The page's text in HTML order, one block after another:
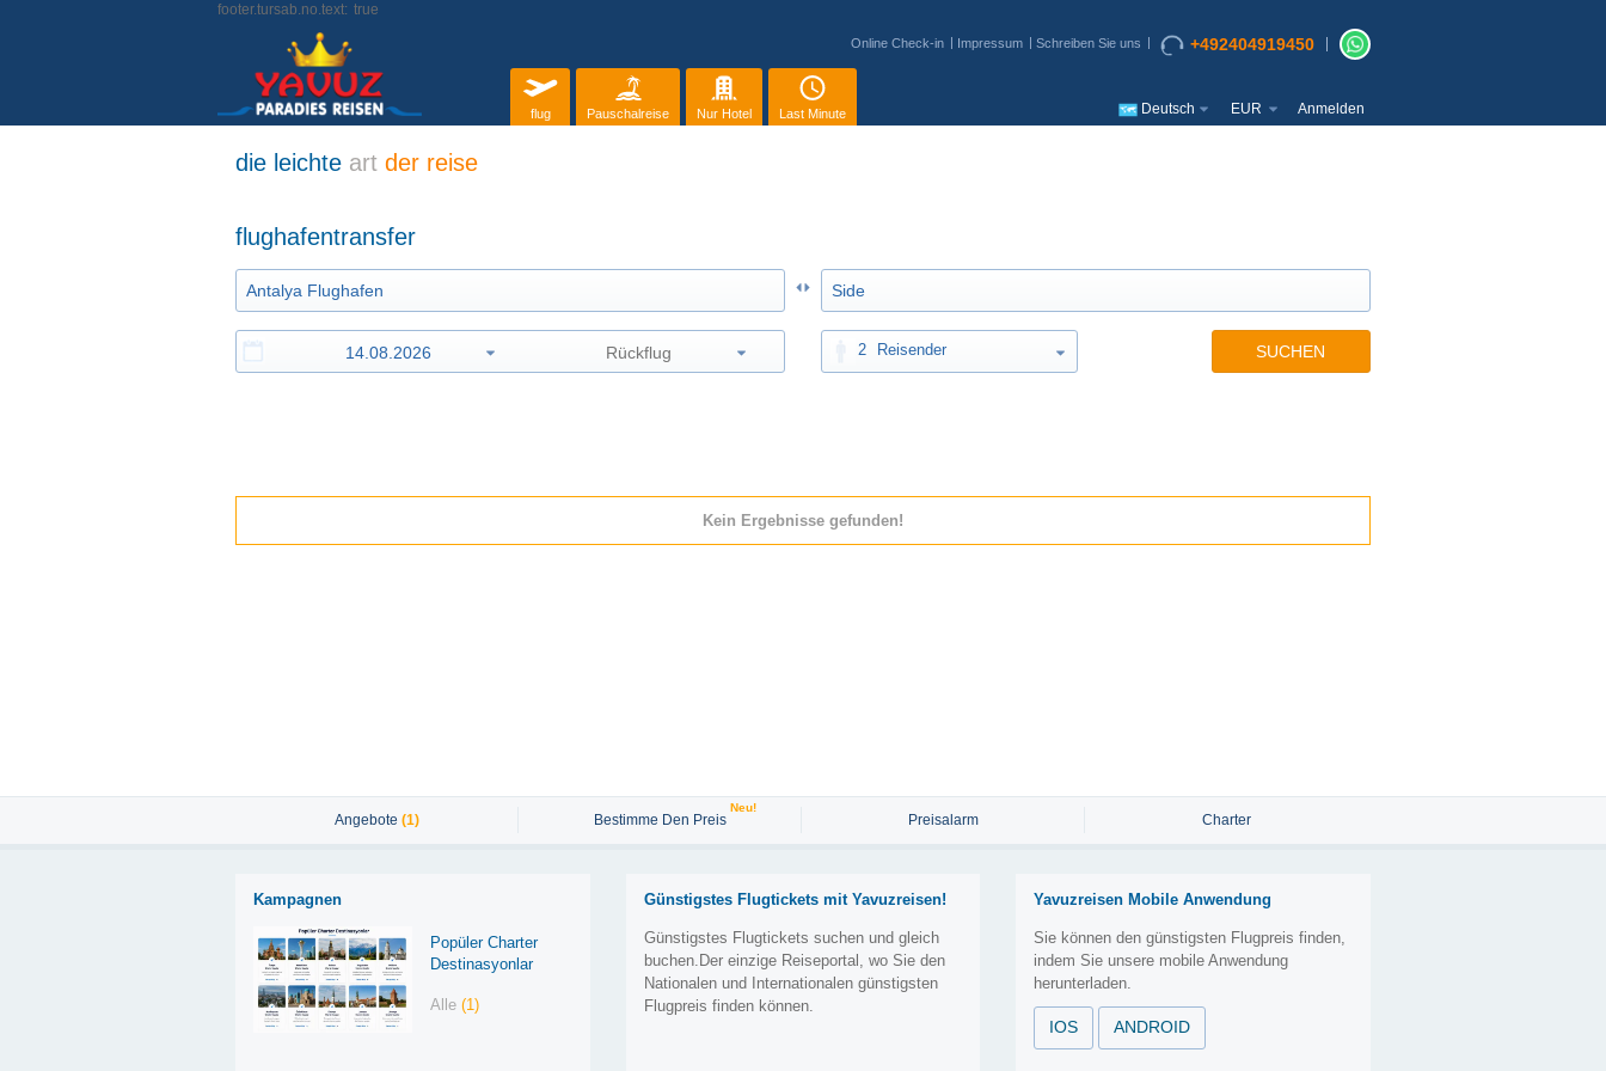
footer.tursab.no.text: true
Online Check-in Impressum Schreiben Sie uns +492404919450
flug Pauschalreise Nur Hotel Last Minute Deutsch EUR Anmelden
die leichte art der reise
flughafentransfer
2 Reisender SUCHEN
Kein Ergebnisse gefunden!
Angebote (1) Bestimme Den Preis
Neu!
Preisalarm Charter
Kampagnen
Popüler Charter
Destinasyonlar
Alle(1)
Günstigstes Flugtickets mit Yavuzreisen!
Günstigstes Flugtickets suchen und gleich
buchen.Der einzige Reiseportal, wo Sie den
Nationalen und Internationalen günstigsten
Flugpreis finden können.
Yavuzreisen Mobile Anwendung
Sie können den günstigsten Flugpreis finden,
indem Sie unsere mobile Anwendung
herunterladen.
IOS ANDROID